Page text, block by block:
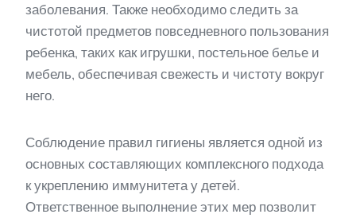
заболевания. Также необходимо следить за
чистотой предметов повседневного пользования
ребенка, таких как игрушки, постельное белье и
мебель, обеспечивая свежесть и чистоту вокруг
него.
Соблюдение правил гигиены является одной из
основных составляющих комплексного подхода
к укреплению иммунитета у детей.
Ответственное выполнение этих мер позволит